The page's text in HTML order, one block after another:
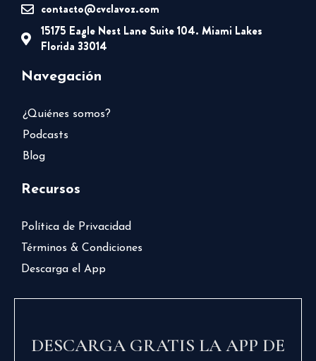
contacto@cvclavoz.com
15175 Eagle Nest Lane Suite 104. Miami Lakes
Florida 33014
Navegación
¿Quiénes somos?
Podcasts
Blog
Recursos
Política de Privacidad
Términos & Condiciones
Descarga el App
DESCARGA GRATIS LA APP DE